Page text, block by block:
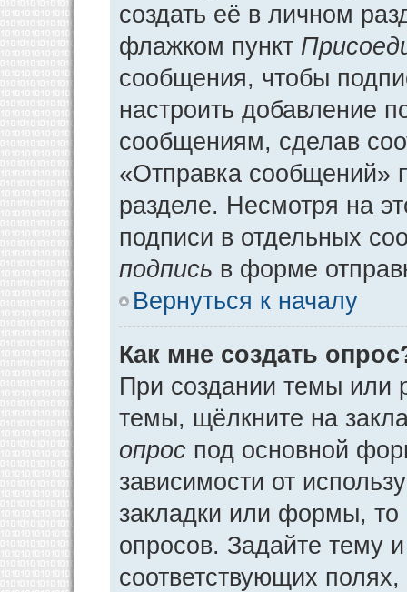
создать её в личном
флажком пункт
сообщения, чтобы
настроить добавление
сообщениям, сделав
«Отправка сообщений»
разделе. Несмотря на
подписи в отдельных
подпись в форме
Вернуться к началу
Как мне создать
При создании темы или
темы, щёлкните на
опрос под основной
зависимости от
закладки или формы, то
опросов. Задайте тему
соответствующих